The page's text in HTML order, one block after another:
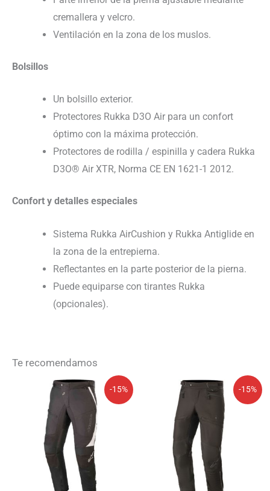
cremallera y velcro.
Ventilación en la zona de los muslos.
Bolsillos
Un bolsillo exterior.
Protectores Rukka D3O Air para un confort
óptimo con la máxima protección.
Protectores de rodilla / espinilla y cadera Rukka
D3O® Air XTR, Norma CE EN 1621-1 2012.
Confort y detalles especiales
Sistema Rukka AirCushion y Rukka Antiglide en
la zona de la entrepierna.
Reflectantes en la parte posterior de la pierna.
Puede equiparse con tirantes Rukka
(opcionales).
Te recomendamos
-15%
El
precio
original
era:
299,95€.
El
precio
actual
es:
254,96€.
-15%
El
precio
original
era:
219,95€.
El
precio
actual
es:
186,96€.